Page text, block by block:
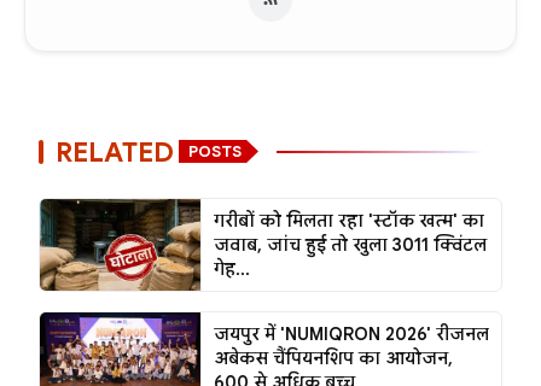
RELATED POSTS
गरीबों को मिलता रहा 'स्टॉक खत्म' का
जवाब, जांच हुई तो खुला 3011 क्विंटल
गेह...
जयपुर में 'NUMIQRON 2026' रीजनल
अबेकस चैंपियनशिप का आयोजन,